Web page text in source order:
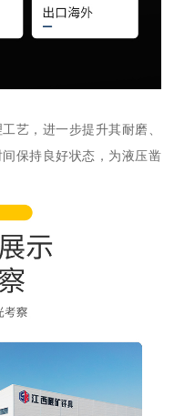
艺，进一步提升其耐磨、
保持良好状态，为液压凿